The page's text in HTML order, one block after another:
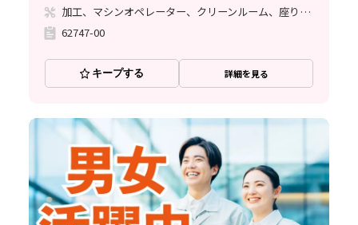
加工、マシンオペレーター、クリーンルーム、座り作業
62747-00
キープする 詳細を見る